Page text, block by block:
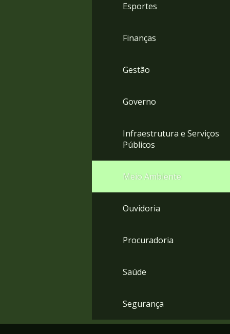
Esportes
Finanças
Gestão
Governo
Infraestrutura e Serviços
Públicos
Meio Ambiente
Ouvidoria
Procuradoria
Saúde
Segurança